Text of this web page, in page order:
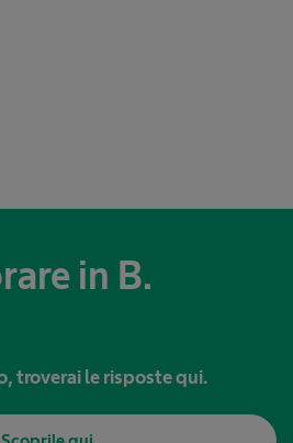
in B.
troverai le risposte qui.